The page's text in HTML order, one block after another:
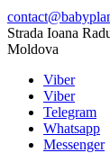
Strada Ioana
Moldova
Viber
Viber
Telegram
Whatsapp
Messenger